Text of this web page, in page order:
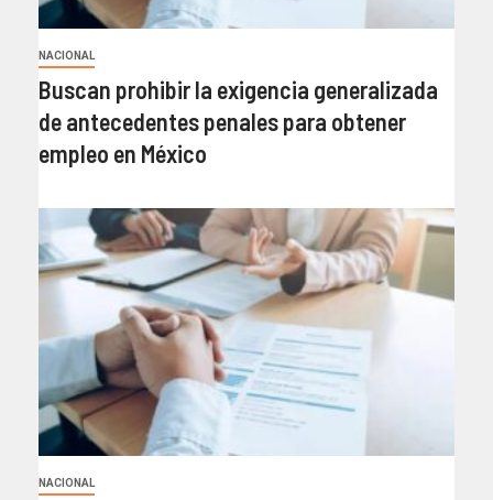
NACIONAL
Buscan prohibir la exigencia generalizada
de antecedentes penales para obtener
empleo en México
NACIONAL